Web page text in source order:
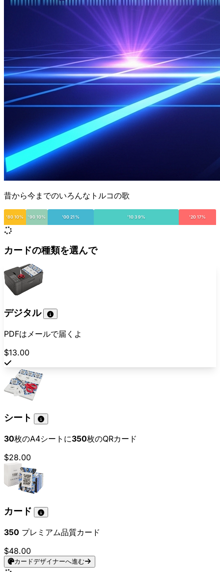
昔から今までのいろんなトルコの歌
'80 10% '90 10% '00 21% '10 39% '20 17%
カードの種類を選んで
デジタル
PDFはメールで届くよ
$13.00
シート
30枚のA4シートに350枚のQRカード
$28.00
カード
350 プレミアム品質カード
$48.00
カードデザイナーへ進む